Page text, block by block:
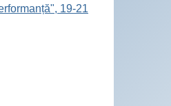
19-21